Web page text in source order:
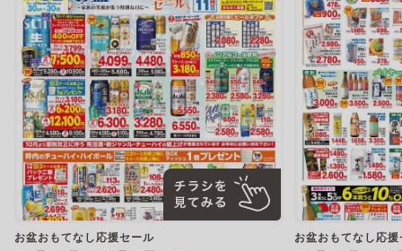
お盆おもてなし応援セール お盆おもてなし応